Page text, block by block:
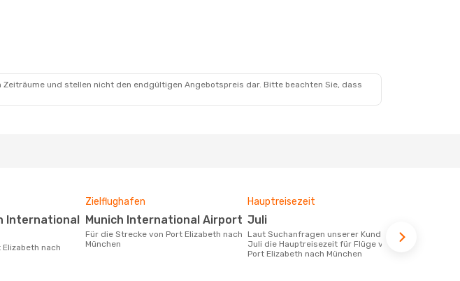
und stellen nicht den endgültigen Angebotspreis dar. Bitte beachten Sie, dass
Zielflughafen
Munich International Airport
Für die Strecke von Port Elizabeth nach
München
Hauptreisezeit
Juli
Laut Suchanfragen unserer Kunden ist
Juli die Hauptreisezeit für Flüge von
Port Elizabeth nach München